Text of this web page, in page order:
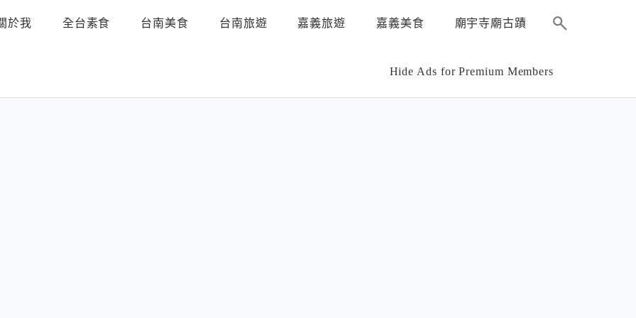
於我 全台素食 台南美食 台南旅遊 嘉義旅遊 嘉義美食 廟宇寺廟古蹟
Hide Ads for Premium Members